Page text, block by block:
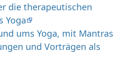
die therapeutischen
Yoga
ums Yoga, mit Mantras
und Vorträgen als